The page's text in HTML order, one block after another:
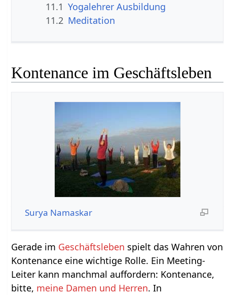
11.1 Yogalehrer Ausbildung
11.2 Meditation
Kontenance im Geschäftsleben
Surya Namaskar
Gerade im Geschäftsleben spielt das Wahren von
Kontenance eine wichtige Rolle. Ein Meeting-
Leiter kann manchmal auffordern: Kontenance,
bitte, meine Damen und Herren. In